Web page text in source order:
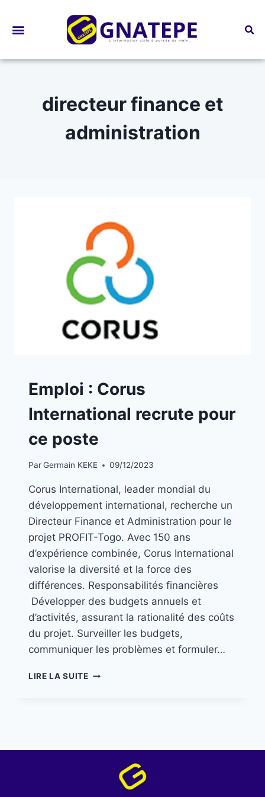
directeur finance et
administration
A
LA
Emploi : Corus
International recrute pour
ce poste
ParGermain KEKE 09/12/2023
Corus International, leader mondial du
développement international, recherche un
Directeur Finance et Administration pour le
projet PROFIT-Togo. Avec 150 ans
d’expérience combinée, Corus International
valorise la diversité et la force des
différences. Responsabilités financières
Développer des budgets annuels et
d’activités, assurant la rationalité des coûts
du projet. Surveiller les budgets,
communiquer les problèmes et formuler…
LIRE LA SUITE